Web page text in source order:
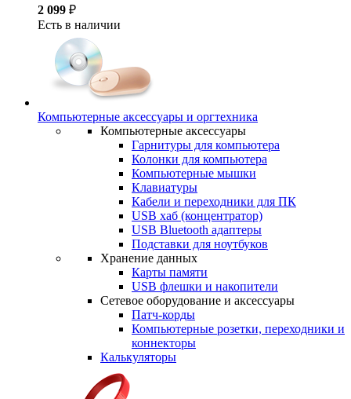
2 099 ₽
Есть в наличии
Компьютерные аксессуары и оргтехника
Компьютерные аксессуары
Гарнитуры для компьютера
Колонки для компьютера
Компьютерные мышки
Клавиатуры
Кабели и переходники для ПК
USB хаб (концентратор)
USB Bluetooth адаптеры
Подставки для ноутбуков
Хранение данных
Карты памяти
USB флешки и накопители
Сетевое оборудование и аксессуары
Патч-корды
Компьютерные розетки, переходники и
коннекторы
Калькуляторы